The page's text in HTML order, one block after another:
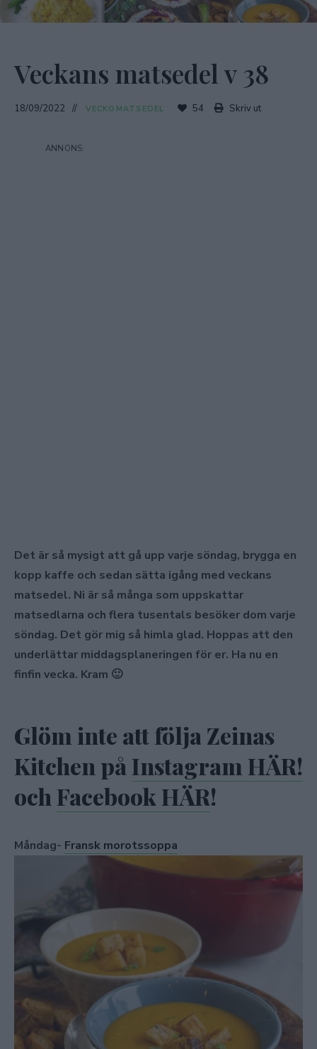
Veckans matsedel v 38
18/09/2022 VECKOMATSEDEL 54 Skriv ut
Det är så mysigt att gå upp varje söndag, brygga en
kopp kaffe och sedan sätta igång med veckans
matsedel. Ni är så många som uppskattar
matsedlarna och flera tusentals besöker dom varje
söndag. Det gör mig så himla glad. Hoppas att den
underlättar middagsplaneringen för er. Ha nu en
finfin vecka. Kram 🙂
Glöm inte att följa Zeinas
Kitchen påInstagram HÄR!
och Facebook HÄR!
Måndag- Fransk morotssoppa